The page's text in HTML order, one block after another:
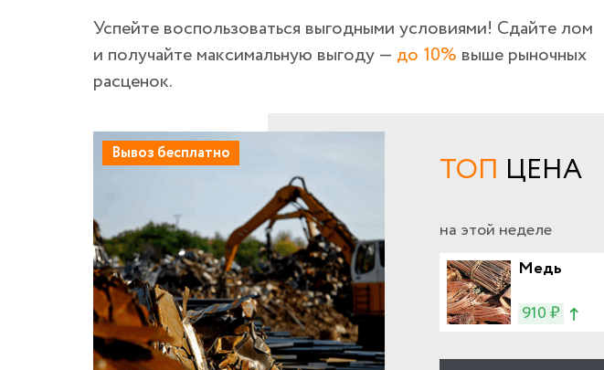
Успейте воспользоваться выгодными условиями! Сдайте лом
и получайте максимальную выгоду — до 10% выше рыночных
расценок.
Вывоз бесплатно ТОП ЦЕНА
на этой неделе
Медь
910 ₽